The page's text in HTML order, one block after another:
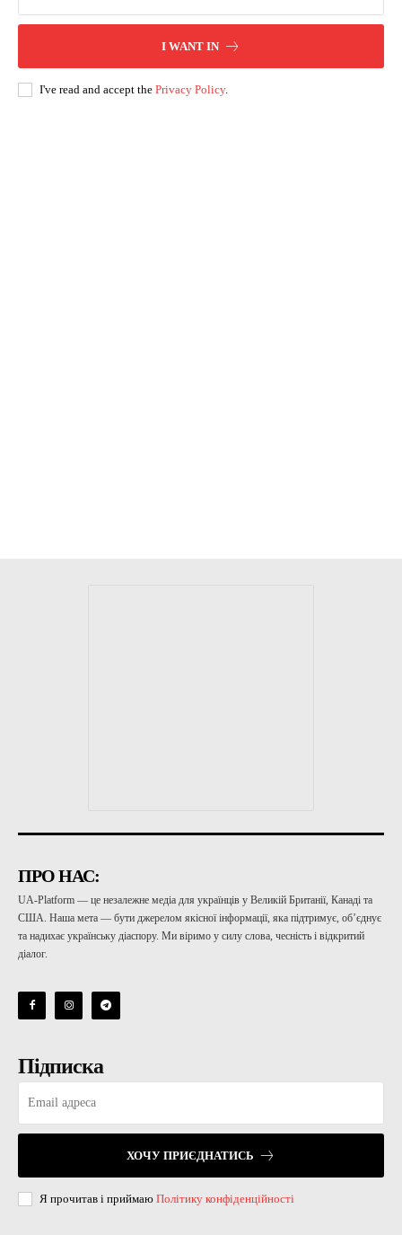
I WANT IN
I've read and accept the Privacy Policy.
ПРО НАС:
UA-Platform — це незалежне медіа для українців у Великій Британії, Канаді та
США. Наша мета — бути джерелом якісної інформації, яка підтримує, об’єднує
та надихає українську діаспору. Ми віримо у силу слова, чесність і відкритий
діалог.
Підписка
ХОЧУ ПРИЄДНАТИСЬ
Я прочитав і приймаю Політику конфіденційності